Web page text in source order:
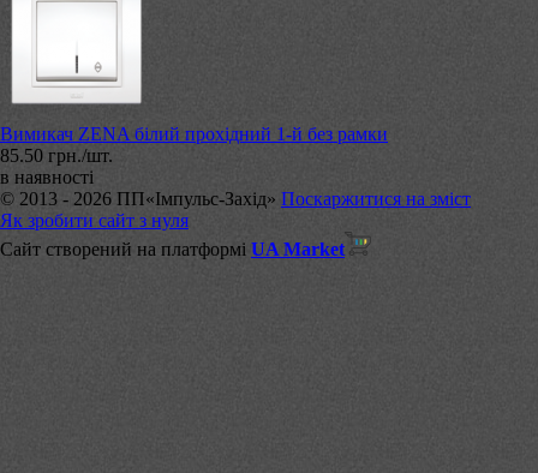
Вимикач ZENA білий прохідний 1-й без рамки
85.50 грн./шт.
в наявності
© 2013 - 2026 ПП«Імпульс-Захід» Поскаржитися на зміст
Як зробити сайт з нуля
Сайт створений на платформі UA Market